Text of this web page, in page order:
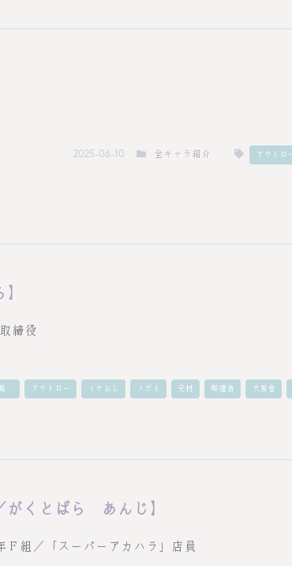
2025-06-10 全キャラ紹介 アウトロ
締役
－ , アウトロー , イケおじ , メガネ , 元村 , 喫煙者 , 大鷲會 ,
がくとばら あんじ】
Ｆ組／「スーパーアカハラ」店員